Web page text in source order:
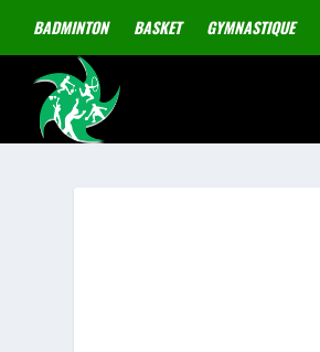
BADMINTON BASKET GYMNASTIQUE